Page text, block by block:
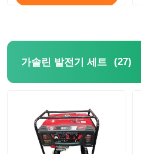
가솔린 발전기 세트 (27)